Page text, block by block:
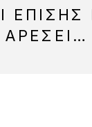
ΕΠΊΣΗΣ
ΑΡΈΣΕΙ…